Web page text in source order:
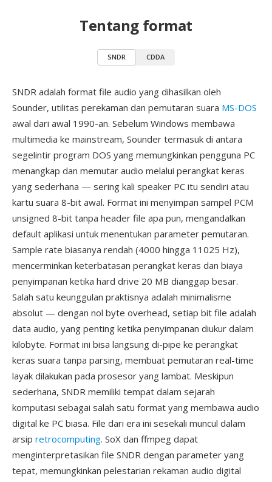
Tentang format
SNDR CDDA
SNDR adalah format file audio yang dihasilkan oleh
Sounder, utilitas perekaman dan pemutaran suara MS-DOS
awal dari awal 1990-an. Sebelum Windows membawa
multimedia ke mainstream, Sounder termasuk di antara
segelintir program DOS yang memungkinkan pengguna PC
menangkap dan memutar audio melalui perangkat keras
yang sederhana — sering kali speaker PC itu sendiri atau
kartu suara 8-bit awal. Format ini menyimpan sampel PCM
unsigned 8-bit tanpa header file apa pun, mengandalkan
default aplikasi untuk menentukan parameter pemutaran.
Sample rate biasanya rendah (4000 hingga 11025 Hz),
mencerminkan keterbatasan perangkat keras dan biaya
penyimpanan ketika hard drive 20 MB dianggap besar.
Salah satu keunggulan praktisnya adalah minimalisme
absolut — dengan nol byte overhead, setiap bit file adalah
data audio, yang penting ketika penyimpanan diukur dalam
kilobyte. Format ini bisa langsung di-pipe ke perangkat
keras suara tanpa parsing, membuat pemutaran real-time
layak dilakukan pada prosesor yang lambat. Meskipun
sederhana, SNDR memiliki tempat dalam sejarah
komputasi sebagai salah satu format yang membawa audio
digital ke PC biasa. File dari era ini sesekali muncul dalam
arsip retrocomputing. SoX dan ffmpeg dapat
menginterpretasikan file SNDR dengan parameter yang
tepat, memungkinkan pelestarian rekaman audio digital